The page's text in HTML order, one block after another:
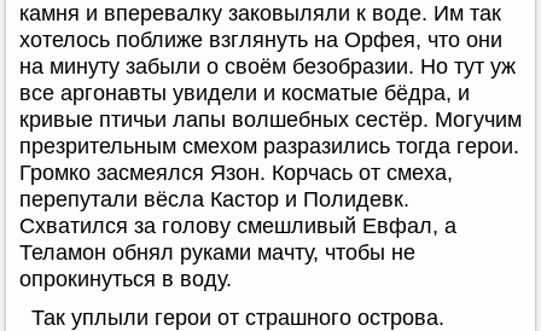
камня и вперевалку заковыляли к воде. Им так
хотелось поближе взглянуть на Орфея, что они
на минуту забыли о своём безобразии. Но тут уж
все аргонавты увидели и косматые бёдра, и
кривые птичьи лапы волшебных сестёр. Могучим
презрительным смехом разразились тогда герои.
Громко засмеялся Язон. Корчась от смеха,
перепутали вёсла Кастор и Полидевк.
Схватился за голову смешливый Евфал, а
Теламон обнял руками мачту, чтобы не
опрокинуться в воду.
Так уплыли герои от страшного острова.